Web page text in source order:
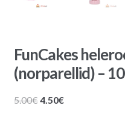
FunCakes
(norparellid) –
5.00€Algne
4.50€Praegune